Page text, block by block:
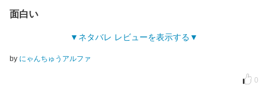
面白い
ネタバレ レビューを表示する
by にゃんちゅうアルファ
0